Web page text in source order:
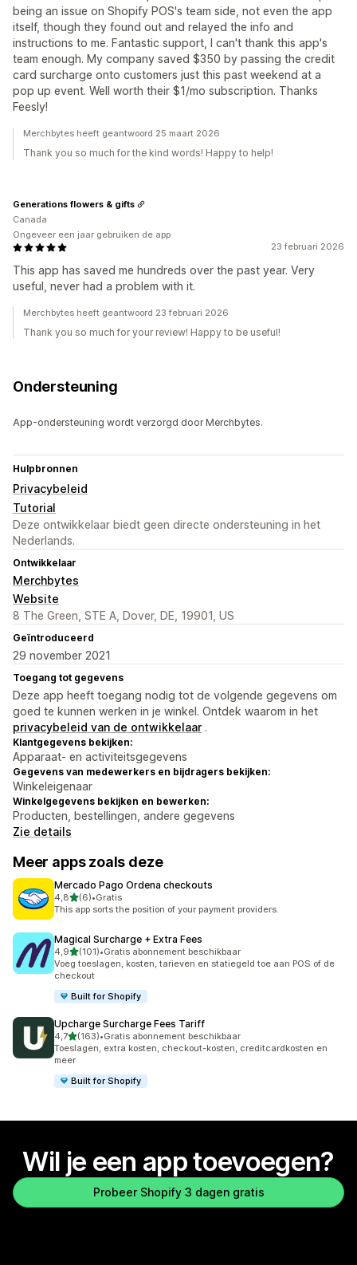
being an issue on Shopify POS's team side, not even the app
itself, though they found out and relayed the info and
instructions to me. Fantastic support, I can't thank this app's
team enough. My company saved $350 by passing the credit
card surcharge onto customers just this past weekend at a
pop up event. Well worth their $1/mo subscription. Thanks
Feesly!
Merchbytes heeft geantwoord 25 maart 2026
Thank you so much for the kind words! Happy to help!
23 februari 2026
This app has saved me hundreds over the past year. Very
useful, never had a problem with it.
Generations flowers & gifts
Canada
Ongeveer een jaar gebruiken de app
Merchbytes heeft geantwoord 23 februari 2026
Thank you so much for your review! Happy to be useful!
Ondersteuning
App-ondersteuning wordt verzorgd door Merchbytes.
Hulpbronnen
Privacybeleid
Tutorial
Deze ontwikkelaar biedt geen directe ondersteuning in het
Nederlands.
Ontwikkelaar
Merchbytes
Website
8 The Green, STE A, Dover, DE, 19901, US
Geïntroduceerd
29 november 2021
Toegang tot gegevens
Deze app heeft toegang nodig tot de volgende gegevens om
goed te kunnen werken in je winkel. Ontdek waarom in het
privacybeleid van de ontwikkelaar .
Klantgegevens bekijken:
Apparaat- en activiteitsgegevens
Gegevens van medewerkers en bijdragers bekijken:
Winkeleigenaar
Winkelgegevens bekijken en bewerken:
Producten, bestellingen, andere gegevens
Zie details
Meer apps zoals deze
Mercado Pago Ordena checkouts
4,8van 5 sterren
(6)
6 recensies in totaal
•Gratis
This app sorts the position of your payment providers.
Magical Surcharge + Extra Fees
4,9van 5 sterren
(101)
101 recensies in totaal
•Gratis abonnement beschikbaar
Voeg toeslagen, kosten, tarieven en statiegeld toe aan POS of de
checkout
Built for Shopify
Upcharge Surcharge Fees Tariff
4,7van 5 sterren
(163)
163 recensies in totaal
•Gratis abonnement beschikbaar
Toeslagen, extra kosten, checkout-kosten, creditcardkosten en
meer
Built for Shopify
Wil je een app toevoegen?
Probeer Shopify 3 dagen gratis